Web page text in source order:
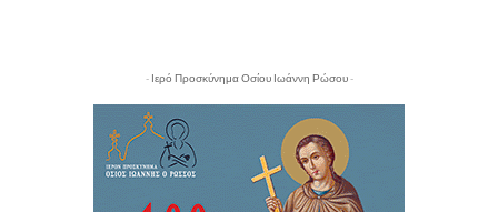
- Ιερό Προσκύνημα Οσίου Ιωάννη Ρώσου -